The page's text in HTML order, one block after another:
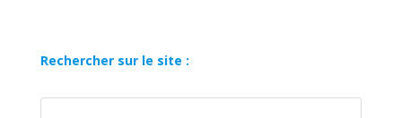
Rechercher sur le site :